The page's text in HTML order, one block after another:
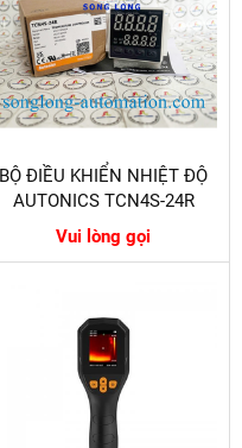
BỘ ĐIỀU KHIỂN NHIỆT ĐỘ
AUTONICS TCN4S-24R
Vui lòng gọi